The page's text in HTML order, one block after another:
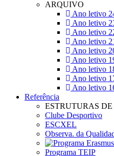
ARQUIVO
Ano letivo
Ano letivo
Ano letivo
Ano letivo
Ano letivo
Ano letivo
Ano letivo
Ano letivo
Ano letivo
Referência
ESTRUTURAS
Clube Desportivo
ESCXEL
Observa. da
Programa TEIP